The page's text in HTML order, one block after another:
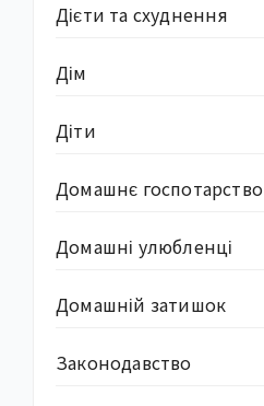
Дієти та схуднення
Дім
Діти
Домашнє госпотарство
Домашні улюбленці
Домашній затишок
Законодавство